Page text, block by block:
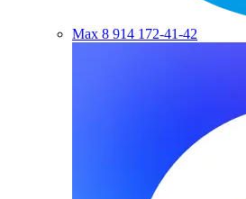
Max 8 914 172-41-42